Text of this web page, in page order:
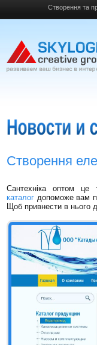
Створення та
Створення
Сантехніка оптом
каталог допоможе вам
Щоб привнести в нього